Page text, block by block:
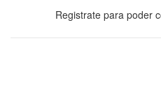
Registrate para poder